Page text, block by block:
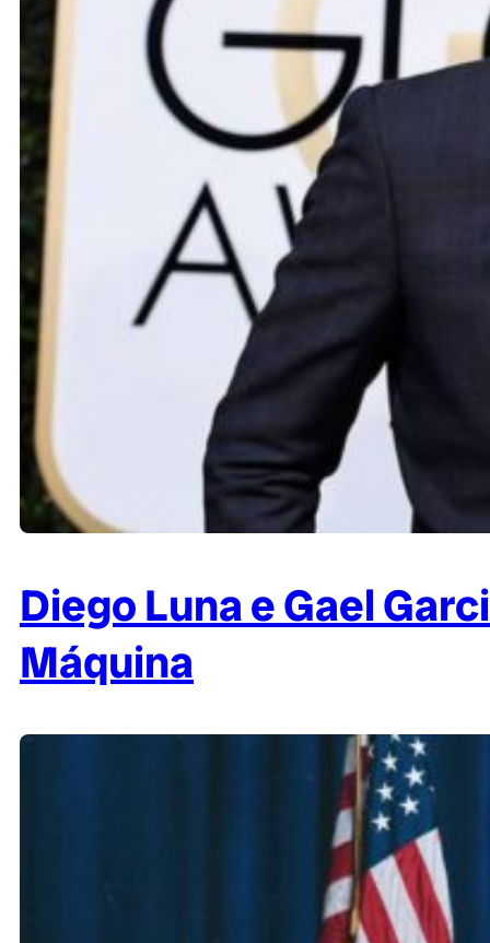
Diego Luna e Gael
Máquina